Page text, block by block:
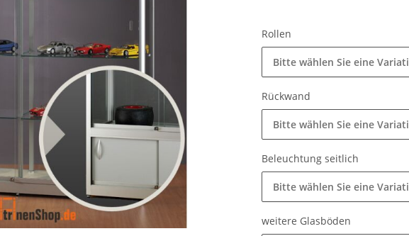
Rollen
Bitte wählen Sie eine
Rückwand
Bitte wählen Sie eine
Beleuchtung seitlich
Bitte wählen Sie eine
weitere Glasböden